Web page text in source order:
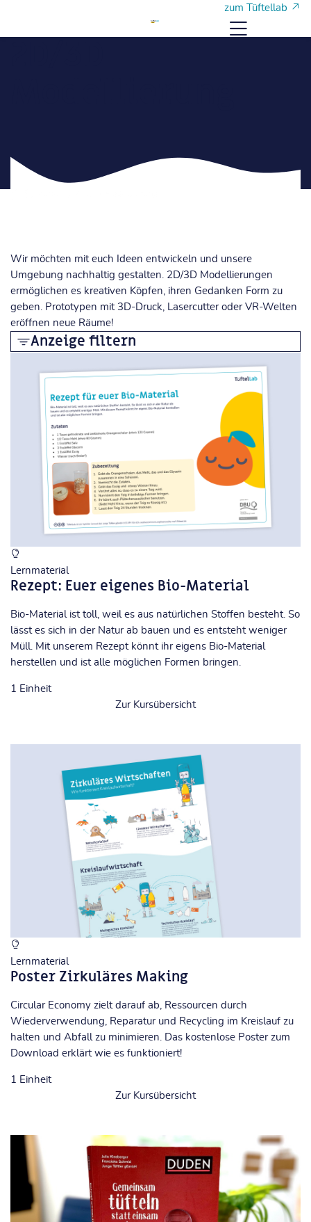
zum Tüftellab
Menü
Wir möchten mit euch Ideen entwickeln und unsere
Umgebung nachhaltig gestalten. 2D/3D Modellierungen
ermöglichen es kreativen Köpfen, ihren Gedanken Form zu
geben. Prototypen mit 3D-Druck, Lasercutter oder VR-Welten
eröffnen neue Räume!
Lernmaterial
Rezept: Euer eigenes Bio-Material
Bio-Material ist toll, weil es aus natürlichen Stoffen besteht. So
lässt es sich in der Natur ab bauen und es entsteht weniger
Müll. Mit unserem Rezept könnt ihr eigens Bio-Material
herstellen und ist alle möglichen Formen bringen.
1 Einheit
Zur Kursübersicht
Lernmaterial
Poster Zirkuläres Making
Circular Economy zielt darauf ab, Ressourcen durch
Wiederverwendung, Reparatur und Recycling im Kreislauf zu
halten und Abfall zu minimieren. Das kostenlose Poster zum
Download erklärt wie es funktioniert!
1 Einheit
Zur Kursübersicht
Anzeige filtern
Blöcke
Globale Suche
Kursbereiche überspringen
Kursbereiche
Analoges Making
Digitale Fertigung
Programmierung
Video und Animation
KI und Daten
Methoden und Didaktik
Alle Kurse...